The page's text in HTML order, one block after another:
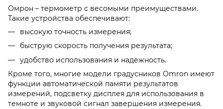
Омрон – термометр с весомыми преимуществами.
Такие устройства обеспечивают:
высокую точность измерения;
быструю скорость получения результата;
удобство использования и надежность.
Кроме того, многие модели градусников Omron имеют
функции автоматической памяти результатов
измерений, подсветку дисплея для использования в
темноте и звуковой сигнал завершения измерения.